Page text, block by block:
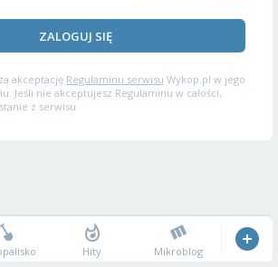
ZALOGUJ SIĘ
akceptację Regulaminu serwisu Wykop.pl w jego
Jeśli nie akceptujesz Regulaminu w całości,
z serwisu.
Hity Mikroblog